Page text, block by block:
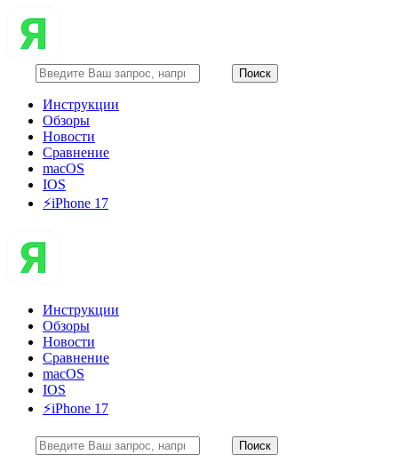
Инструкции
Обзоры
Новости
Сравнение
macOS
IOS
⚡️iPhone 17
Инструкции
Обзоры
Новости
Сравнение
macOS
IOS
⚡️iPhone 17